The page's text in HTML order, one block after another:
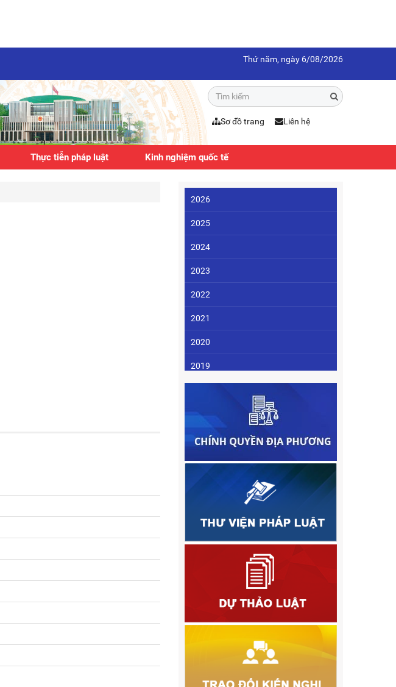
Thứ năm, ngày 6/08/2026
Sơ đồ trang Liên hệ
Thực tiễn pháp luật Kinh nghiệm quốc tế
2026
2025
2024
2023
2022
2021
2020
2019
2017
2016
2015
2014
2005